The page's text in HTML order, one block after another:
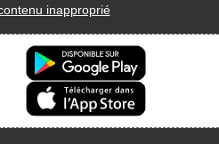
inapproprié